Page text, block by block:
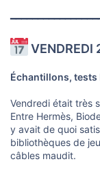
VENDREDI
Échantillons, tests
Vendredi était très
Entre Hermès,
y avait de quoi
bibliothèques de
câbles maudit.